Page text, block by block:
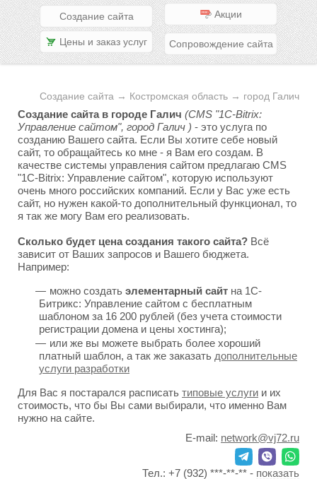
Создание сайта Акции
Цены и заказ услуг Сопровождение сайта
Создание сайта → Костромская область → город Галич
Создание сайта в городе Галич (CMS "1C-Bitrix:
Управление сайтом", город Галич ) - это услуга по
созданию Вашего сайта. Если Вы хотите себе новый
сайт, то обращайтесь ко мне - я Вам его создам. В
качестве системы управления сайтом предлагаю CMS
"1C-Bitrix: Управление сайтом", которую используют
очень много российских компаний. Если у Вас уже есть
сайт, но нужен какой-то дополнительный функционал, то
я так же могу Вам его реализовать.
Сколько будет цена создания такого сайта? Всё
зависит от Ваших запросов и Вашего бюджета.
Например:
можно создать элементарный сайт на 1С-
Битрикс: Управление сайтом с бесплатным
шаблоном за 16 200 рублей (без учета стоимости
регистрации домена и цены хостинга);
или же вы можете выбрать более хороший
платный шаблон, а так же заказать дополнительные
услуги разработки
Для Вас я постарался расписать типовые услуги и их
стоимость, что бы Вы сами выбирали, что именно Вам
нужно на сайте.
E-mail: network@vj72.ru
Тел.: +7 (932) ***-**-** - показать